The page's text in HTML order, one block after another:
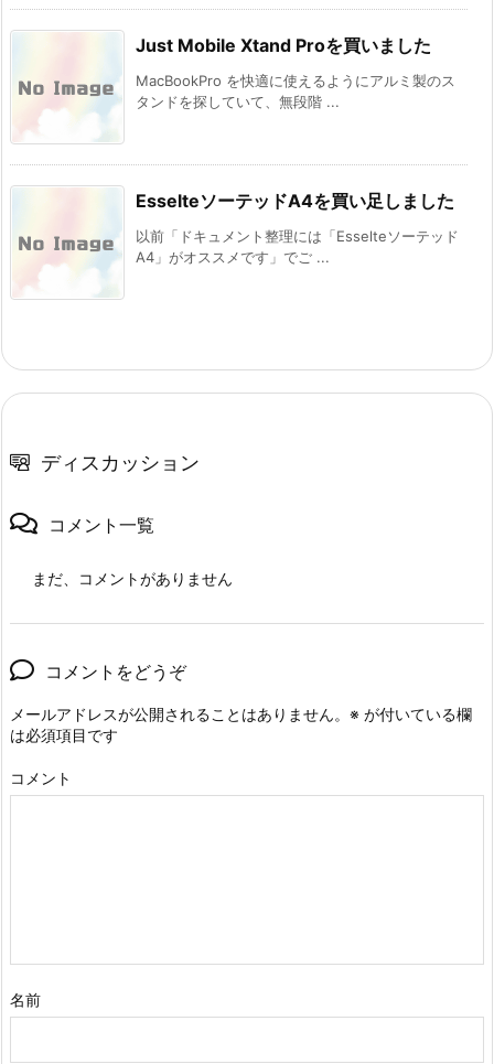
Just Mobile Xtand Proを買いました
MacBookPro を快適に使えるようにアルミ製のス
タンドを探していて、無段階 ...
EsselteソーテッドA4を買い足しました
​以前「ドキュメント整理には「Esselteソーテッド
A4」がオススメです」でご ...
ディスカッション
コメント一覧
まだ、コメントがありません
コメントをどうぞ
メールアドレスが公開されることはありません。 ※ が付いている欄
は必須項目です
コメント
名前